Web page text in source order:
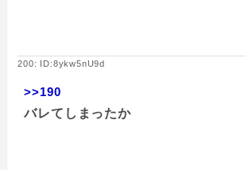
200: ID:8ykw5nU9d
>>190
バレてしまったか